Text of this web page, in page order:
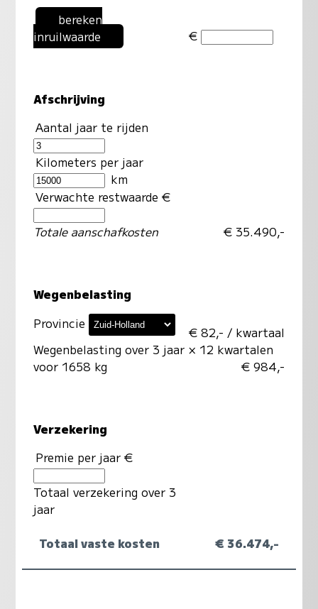
bereken
inruilwaarde
€
Afschrijving
Aantal jaar te rijden
Kilometers per jaar
km
Verwachte restwaarde €
Totale aanschafkosten € 35.490,-
Wegenbelasting
Provincie
Wegenbelasting over 3 jaar
voor 1658 kg
€ 82,- / kwartaal
× 12 kwartalen
€ 984,-
Verzekering
Premie per jaar €
Totaal verzekering over 3
jaar
Totaal vaste kosten € 36.474,-